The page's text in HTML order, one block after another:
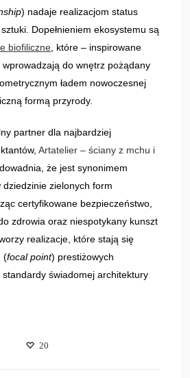
) nadaje realizacjom status
Dopełnieniem ekosystemu są
biofiliczne , które – inspirowane
wprowadzają do wnętrz pożądany
ładem nowoczesnej
formą przyrody.
partner dla najbardziej
Artatelier – ściany z mchu i
że jest synonimem
dziedzinie zielonych form
certyfikowane bezpieczeństwo,
zdrowia oraz niespotykany kunszt
realizacje, które stają się
(focal point) prestiżowych
świadomej architektury
20